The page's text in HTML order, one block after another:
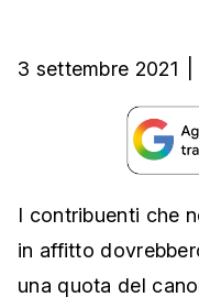
3 settembre 2021
I contribuenti che
in affitto
una quota del